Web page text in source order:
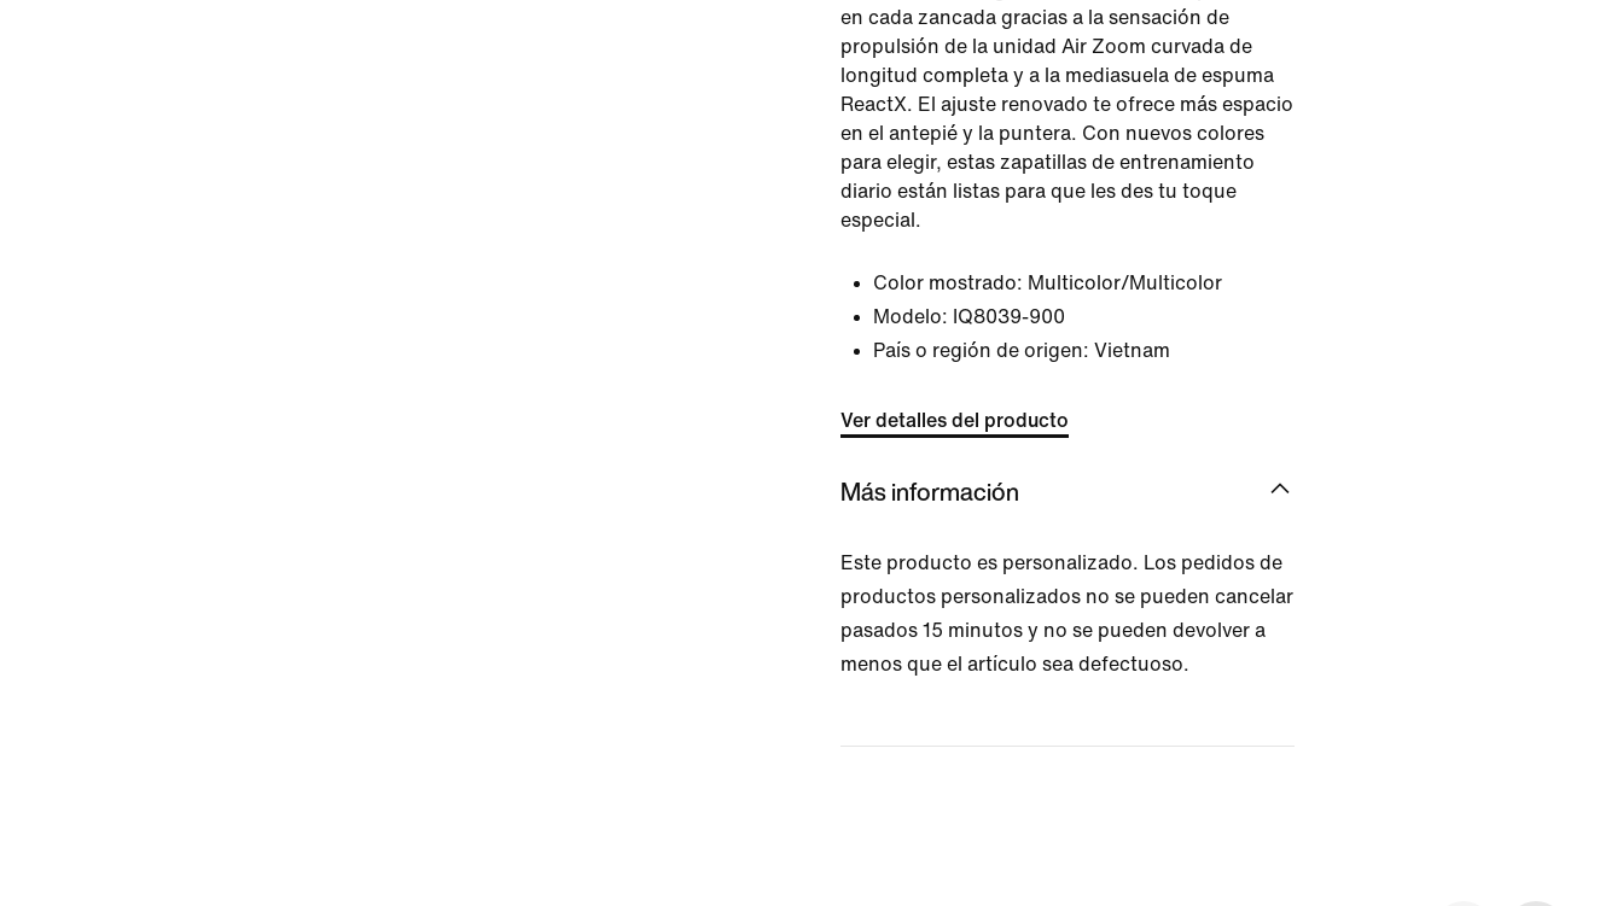
en cada zancada gracias a la sensación de
propulsión de la unidad Air Zoom curvada de
longitud completa y a la mediasuela de espuma
ReactX. El ajuste renovado te ofrece más espacio
en el antepié y la puntera. Con nuevos colores
para elegir, estas zapatillas de entrenamiento
diario están listas para que les des tu toque
especial.
Color mostrado: Multicolor/Multicolor
Modelo: IQ8039-900
País o región de origen: Vietnam
Ver detalles del producto
Más información
Este producto es personalizado. Los pedidos de
productos personalizados no se pueden cancelar
pasados 15 minutos y no se pueden devolver a
menos que el artículo sea defectuoso.